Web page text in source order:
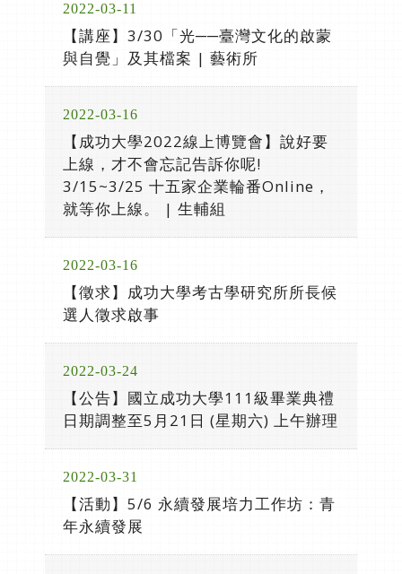
2022-03-11
【講座】3/30「光──臺灣文化的啟蒙
與自覺」及其檔案 | 藝術所
2022-03-16
【成功大學2022線上博覽會】說好要
上線，才不會忘記告訴你呢!
3/15~3/25 十五家企業輪番Online，
就等你上線。 | 生輔組
2022-03-16
【徵求】成功大學考古學研究所所長候
選人徵求啟事
2022-03-24
【公告】國立成功大學111級畢業典禮
日期調整至5月21日 (星期六) 上午辦理
2022-03-31
【活動】5/6 永續發展培力工作坊：青
年永續發展